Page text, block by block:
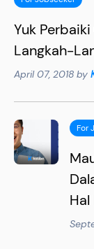
Yuk
Langkah-
April 07, 2018 by
For